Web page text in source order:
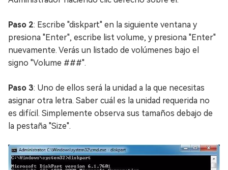
Paso 2: Escribe "diskpart" en la siguiente ventana y
presiona "Enter", escribe list volume, y presiona "Enter"
nuevamente. Verás un listado de volúmenes bajo el
signo "Volume ###".
Paso 3: Uno de ellos será la unidad a la que necesitas
asignar otra letra. Saber cuál es la unidad requerida no
es difícil. Simplemente observa sus tamaños debajo de
la pestaña "Size".